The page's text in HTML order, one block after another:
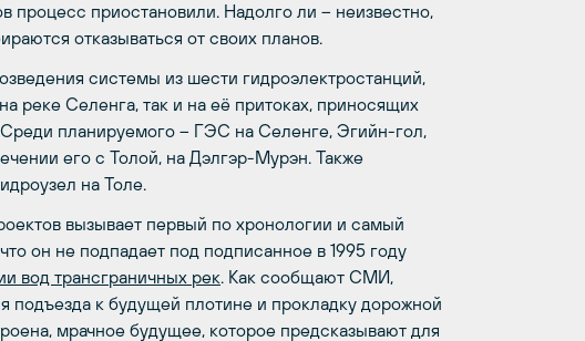
приостановили. Надолго ли – неизвестно,
отказываться от своих планов.
системы из шести гидроэлектростанций,
реке Селенга, так и на её притоках, приносящих
планируемого – ГЭС на Селенге, Эгийн-гол,
его с Толой, на Дэлгэр-Мурэн. Также
на Толе.
вызывает первый по хронологии и самый
он не подпадает под подписанное в 1995 году
вод трансграничных рек. Как сообщают СМИ,
подъезда к будущей плотине и прокладку дорожной
мрачное будущее, которое предсказывают для